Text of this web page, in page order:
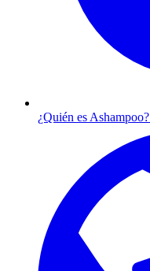
¿Quién es Ashampoo?